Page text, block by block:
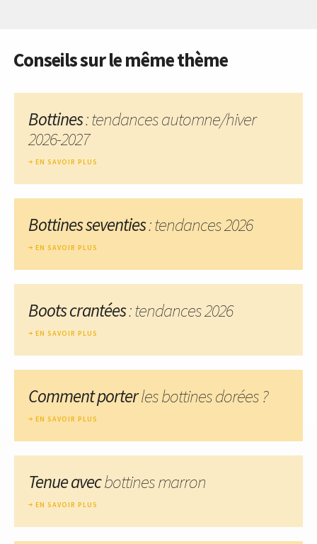
Conseils sur le même thème
Bottines: tendances automne/hiver
2026-2027
EN SAVOIR PLUS
Bottines seventies: tendances 2026
EN SAVOIR PLUS
Boots crantées: tendances 2026
EN SAVOIR PLUS
Comment porterles bottines dorées ?
EN SAVOIR PLUS
Tenue avecbottines marron
EN SAVOIR PLUS